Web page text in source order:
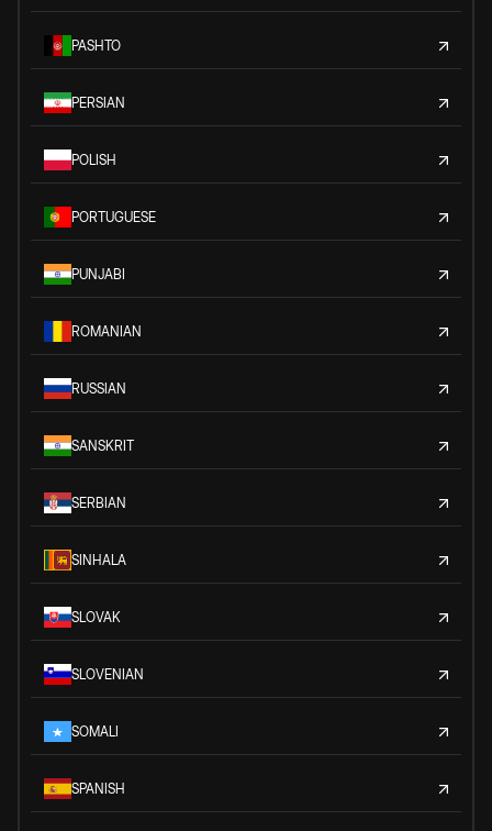
PASHTO
PERSIAN
POLISH
PORTUGUESE
PUNJABI
ROMANIAN
RUSSIAN
SANSKRIT
SERBIAN
SINHALA
SLOVAK
SLOVENIAN
SOMALI
SPANISH